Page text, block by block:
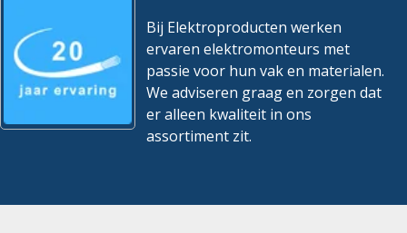
Bij Elektroproducten werken
ervaren elektromonteurs met
passie voor hun vak en materialen.
We adviseren graag en zorgen dat
er alleen kwaliteit in ons
assortiment zit.